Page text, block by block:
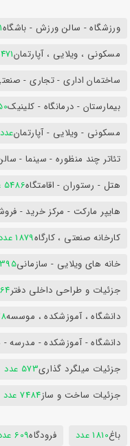
ورزشگاه - سالن ورزش - باشگاه
مسکونی ، ویلایی ، آپارتمان
ساختمان اداری - تجاری -
بیمارستان - درمانگاه - کلینیک
مسکونی - ویلایی - آپارتمانعدد
تئاتر چند منظوره - سینما -
هتل - رستوران - اقامتگاه5486 عدد
هایپر مارکت - مرکز خرید -
کارخانه صنعتی ، کارگاه1879 عدد
خانه های ویلایی - سازمانی5395
جزئیات و طراحی داخلی دفتر
دانشگاه ، آموزشکده ، موسسه
دانشگاه - آموزشکده - مدرسه -
جزئیات میلگرد گذاری573 عدد
جزئیات ساخت و ساز7484 عدد
باغ1810 عدد فرودگاه609 عدد